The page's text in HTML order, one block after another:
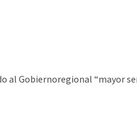
al Gobiernoregional “mayor